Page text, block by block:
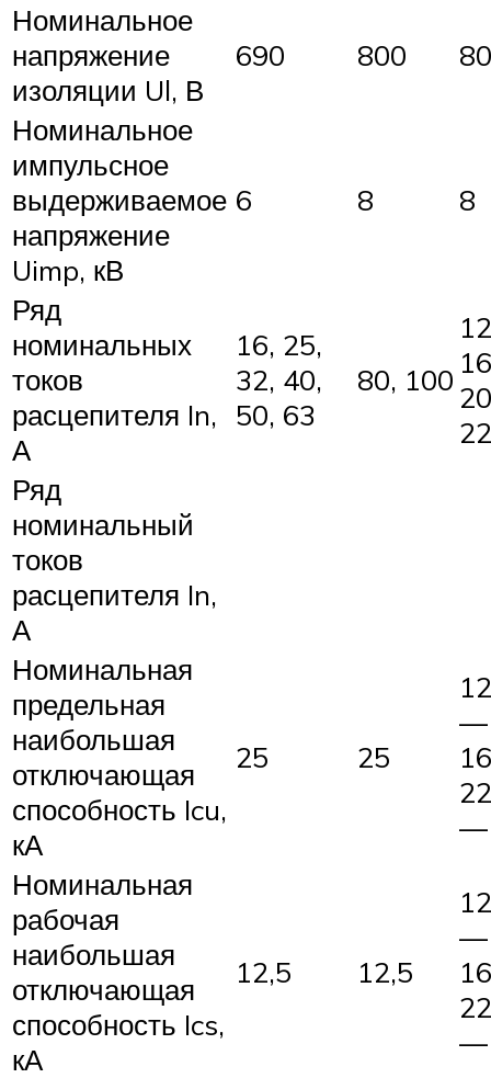
Номинальное
напряжение
изоляции Ul, В
690 800
Номинальное
импульсное
выдерживаемое
напряжение
Uimp, кВ
6 8 8
Ряд
номинальных
токов
расцепителя In,
А
16, 25,
32, 40,
50, 63
80, 100
Ряд
номинальный
токов
расцепителя In,
А
Номинальная
предельная
наибольшая
отключающая
способность Icu,
кА
25 25
—
—
Номинальная
рабочая
наибольшая
отключающая
способность Ics,
кА
12,5 12,5
—
—